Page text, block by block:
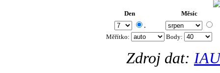
Den Měsíc
.
Měřítko: Body:
Zdroj dat: